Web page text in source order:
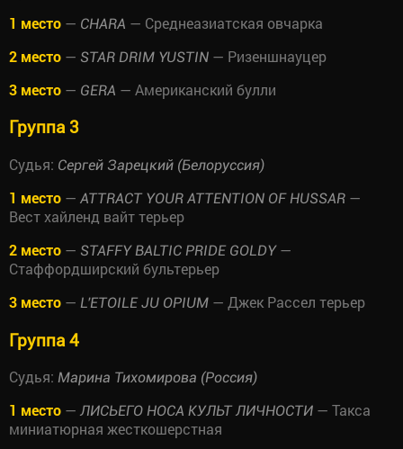
1 место — CHARA — Среднеазиатская овчарка
2 место — STAR DRIM YUSTIN — Ризеншнауцер
3 место — GERA — Американский булли
Группа 3
Судья: Сергей Зарецкий (Белоруссия)
1 место — ATTRACT YOUR ATTENTION OF HUSSAR —
Вест хайленд вайт терьер
2 место — STAFFY BALTIC PRIDE GOLDY—
Стаффордширский бультерьер
3 место — L'ETOILE JU OPIUM — Джек Рассел терьер
Группа 4
Судья: Марина Тихомирова (Россия)
1 место — ЛИСЬЕГО НОСА КУЛЬТ ЛИЧНОСТИ — Такса
миниатюрная жесткошерстная